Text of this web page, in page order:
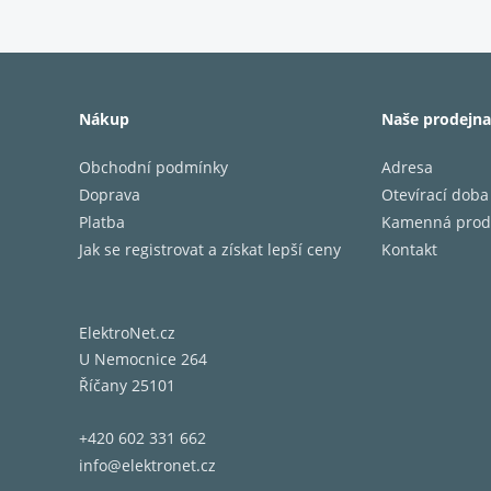
hloubka
DA
Nákup
Obchodní podmínky
Doprava
Platba
Jak se registrovat a získat lepší ceny
Naše prodejna
Adresa
Otevírací doba
Kamenná
Kontakt
ElektroNet.cz
U Nemocnice 264
Říčany 25101
+420 602 331 662
info@elektronet.cz